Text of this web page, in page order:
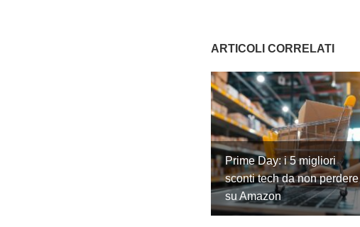
ARTICOLI CORRELATI
Prime Day: i 5 migliori
sconti tech da non perdere
su Amazon